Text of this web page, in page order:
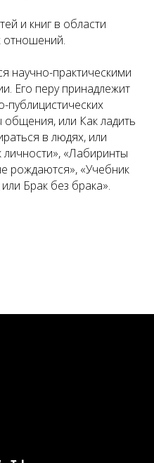
и книг в области
отношений.
научно-практическими
Его перу принадлежит
публицистических
или Как ладить
в людях, или
личности», «Лабиринты
рождаются», «Учебник
Брак без брака».